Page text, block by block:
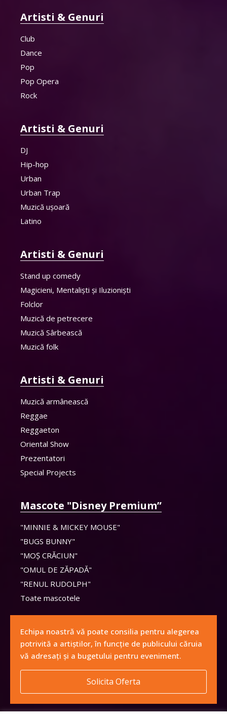
Artisti & Genuri
Club
Dance
Pop
Pop Opera
Rock
Artisti & Genuri
DJ
Hip-hop
Urban
Urban Trap
Muzică ușoară
Latino
Artisti & Genuri
Stand up comedy
Magicieni, Mentaliști și Iluzioniști
Folclor
Muzică de petrecere
Muzică Sârbească
Muzică folk
Artisti & Genuri
Muzică armânească
Reggae
Reggaeton
Oriental Show
Prezentatori
Special Projects
Mascote "Disney Premium”
"MINNIE & MICKEY MOUSE"
"BUGS BUNNY"
"MOȘ CRĂCIUN"
"OMUL DE ZĂPADĂ"
"RENUL RUDOLPH"
Toate mascotele
Echipa noastră vă poate consilia pentru alegerea
potrivită a artiștilor, în funcție de publicului căruia
vă adresați și a bugetului pentru eveniment.
Solicita Oferta